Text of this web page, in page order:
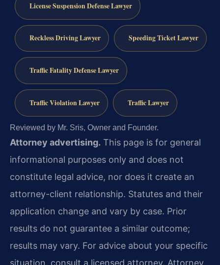
License Suspension Defense Lawyer
Reckless Driving Lawyer Speeding Ticket Lawyer
Traffic Fatality Defense Lawyer
Traffic Violation Lawyer Traffic Lawyer
Reviewed by Mr. Sris, Owner and Founder.
Attorney advertising. This page is for general
informational purposes only and does not
constitute legal advice, nor does it create an
attorney-client relationship. Statutes and their
application change and vary by case. Prior
results do not guarantee a similar outcome;
results may vary. For advice about your specific
situation, consult a licensed attorney. Attorney